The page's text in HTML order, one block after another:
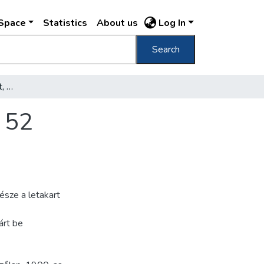
Statistics About us Log In
Search
"Bodó" kávéház Budapest, VIII, József-körút 52
a letakart
be